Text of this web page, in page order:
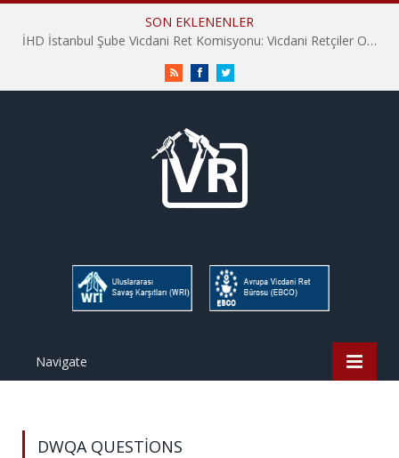
SON EKLENENLER
İHD İstanbul Şube Vicdani Ret Komisyonu: Vicdani Retçiler Olarak Destek İçin Buradayız!
RSS FacebookTwitter
Navigate
DWQA QUESTIONS